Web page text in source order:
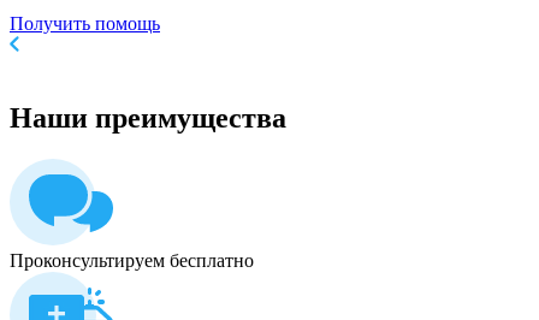
Получить помощь
Наши преимущества
Проконсультируем бесплатно